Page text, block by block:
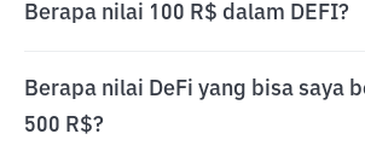
Berapa nilai 100 R$ dalam DEFI?
Berapa nilai DeFi yang bisa saya
500 R$?